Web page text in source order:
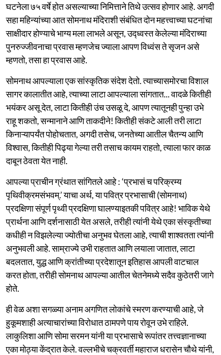
घटनेला ७५ वर्षे होत असल्याच्या निमित्ताने तिथे उत्सव होणार आहे. अगदी
सहा महिन्यांच्या आत सोमनाथ मंदिराशी संबंधित दोन महत्त्वाच्या घटनांचा
साक्षीदार होण्याचे भाग्य मला लाभले असून, उद्ध्वस्त केलेल्या मंदिराच्या
पुनरुज्जीवनाचा प्रवास म्हणजेच ज्याला आपण विध्वंस ते सृजन असे
म्हणतो, तसा हा प्रवास आहे.
सोमनाथ आपल्याला एक सांस्कृतिक संदेश देतो. त्याच्यासमोरचा विशाल
सागर कालातीत आहे, त्याच्या लाटा आपल्याला सांगतात... वादळे कितीही
भयंकर असू देत, लाटा कितीही उंच उसळू दे, आपण त्यातूनही पुन्हा उभे
राहू शकतो, सन्मानाने आणि ताकदीने! कितीही संकटे आली तरी लाटा
किनाऱ्यापर्यंत पोहोचतात, अगदी तसेच, जनतेच्या आतील चैतन्य आणि
विश्वास, कितीही पिढ्या गेल्या तरी तसाच कायम राहतो, त्याला फार काळ
दाबून ठेवता येत नाही.
आपल्या प्राचीन ग्रंथात सांगितले आहे : ‘प्रभासं च परिक्रम्य
पृथिवीक्रमसंभवम्.’ याचा अर्थ, या पवित्र प्रभासाची (सोमनाथ)
प्रदक्षिणा संपूर्ण पृथ्वी प्रदक्षिणा घालण्याइतकी पवित्र आहे! भाविक येथे
प्रार्थना आणि दर्शनासाठी येत असले, तरीही त्यांनी येथे एका संस्कृतीच्या
कधीही न विझलेल्या ज्योतीचा अनुभव घेतला आहे, त्याची शाश्वतता त्यांनी
अनुभवली आहे. साम्राज्ये उभी राहतात आणि लयाला जातात, लाटा
बदलतात, युद्ध आणि क्रांतीच्या प्रदेशातून इतिहास आपली वाटचाल
करत होता, तरीही सोमनाथ आपल्या आतील चेतनेमध्ये सदैव कुठेतरी जागे
होते.
ही वेळ अशा सगळ्या अनाम अगणित लोकांचे स्मरण करण्याची आहे, जे
हुकूमशाही अत्याचारांच्या विरोधात ठामपणे पाय रोवून उभे राहिले.
लाकुलिशा आणि सोमा सरमन यांनी या प्रभासाचे रूपांतर तत्त्वज्ञानाच्या
एका मोठ्या केंद्रात केले. वल्लभीचे चक्रवर्ती महाराज धरासेन चौथे यांनी,